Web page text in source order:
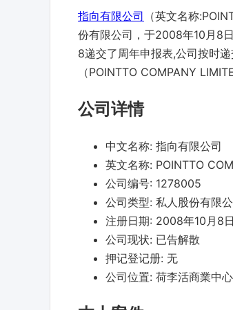
指向有限公司 （英文名称
份有限公司，于2008年10月8
8递交了周年申报表,公司按时
（POINTTO COMPANY
公司详情
中文名称: 指向有限公司
英文名称: POINTTO
公司编号: 1278005
公司类型: 私人股份有限
注册日期: 2008年10月8日
公司现状: 已告解散
押记登记册: 无
公司位置: 荷李活商業中心